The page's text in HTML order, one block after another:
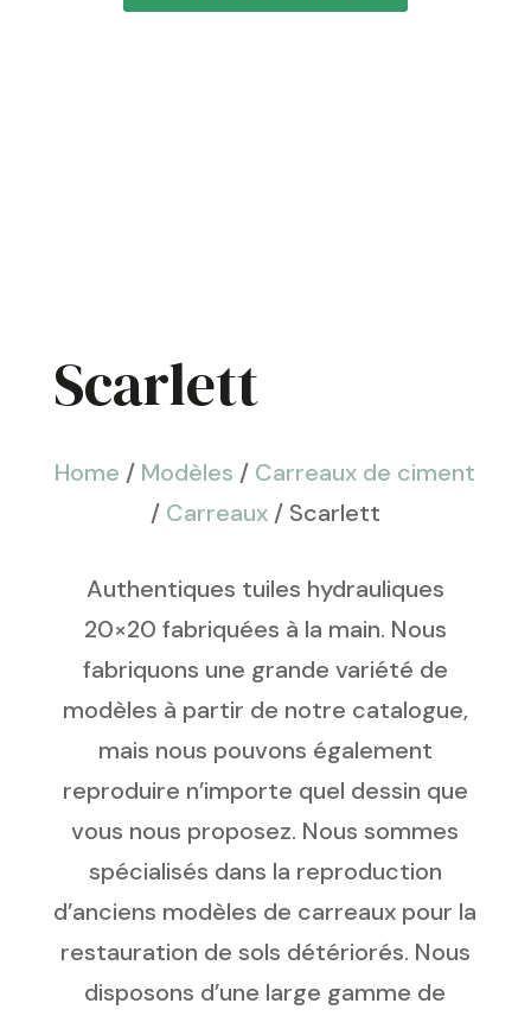
Scarlett
Home / Modèles / Carreaux de ciment
/ Carreaux/ Scarlett
Authentiques tuiles hydrauliques
20×20 fabriquées à la main. Nous
fabriquons une grande variété de
modèles à partir de notre catalogue,
mais nous pouvons également
reproduire n’importe quel dessin que
vous nous proposez. Nous sommes
spécialisés dans la reproduction
d’anciens modèles de carreaux pour la
restauration de sols détériorés. Nous
disposons d’une large gamme de